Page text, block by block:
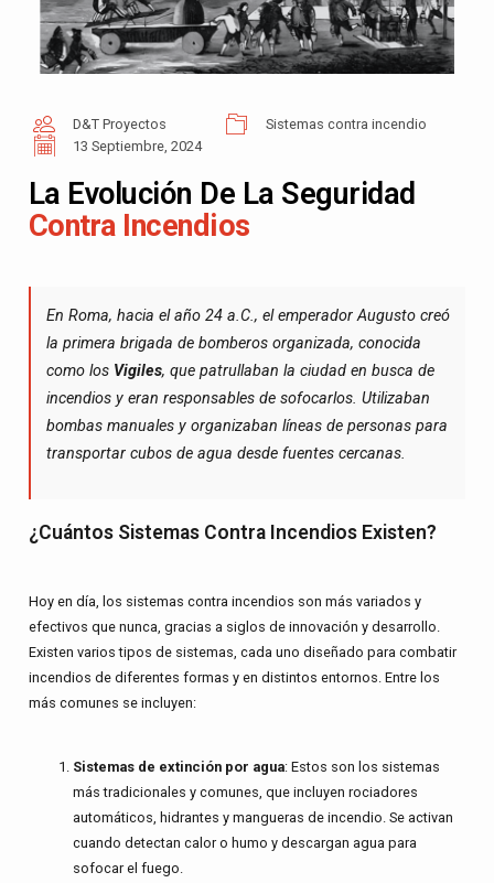
D&T Proyectos
Sistemas contra incendio
13 Septiembre, 2024
La Evolución De La Seguridad
Contra Incendios
En Roma, hacia el año 24 a.C., el emperador Augusto creó
la primera brigada de bomberos organizada, conocida
como los Vigiles, que patrullaban la ciudad en busca de
incendios y eran responsables de sofocarlos. Utilizaban
bombas manuales y organizaban líneas de personas para
transportar cubos de agua desde fuentes cercanas.
¿Cuántos Sistemas Contra Incendios Existen?
Hoy en día, los sistemas contra incendios son más variados y
efectivos que nunca, gracias a siglos de innovación y desarrollo.
Existen varios tipos de sistemas, cada uno diseñado para combatir
incendios de diferentes formas y en distintos entornos. Entre los
más comunes se incluyen:
Sistemas de extinción por agua: Estos son los sistemas
más tradicionales y comunes, que incluyen rociadores
automáticos, hidrantes y mangueras de incendio. Se activan
cuando detectan calor o humo y descargan agua para
sofocar el fuego.